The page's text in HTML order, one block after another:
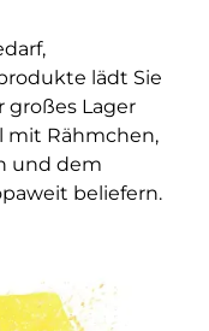
lädt Sie
großes Lager
mit Rähmchen,
und dem
beliefern.